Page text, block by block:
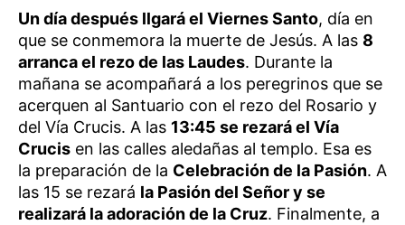
Un día después llgará el Viernes Santo, día en
que se conmemora la muerte de Jesús. A las 8
arranca el rezo de las Laudes. Durante la
mañana se acompañará a los peregrinos que se
acerquen al Santuario con el rezo del Rosario y
del Vía Crucis. A las 13:45 se rezará el Vía
Crucis en las calles aledañas al templo. Esa es
la preparación de la Celebración de la Pasión. A
las 15 se rezará la Pasión del Señor y se
realizará la adoración de la Cruz. Finalmente, a